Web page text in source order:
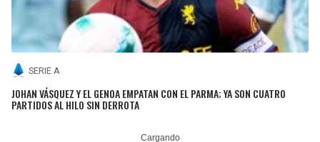
SERIE A
JOHAN VÁSQUEZ Y EL GENOA EMPATAN CON EL PARMA; YA SON CUATRO
PARTIDOS AL HILO SIN DERROTA